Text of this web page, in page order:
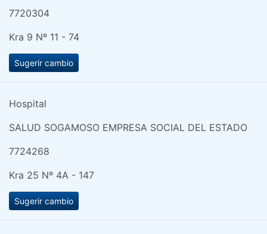
7720304
Kra 9 Nº 11 - 74
Sugerir cambio
Hospital
SALUD SOGAMOSO EMPRESA SOCIAL DEL ESTADO
7724268
Kra 25 Nº 4A - 147
Sugerir cambio